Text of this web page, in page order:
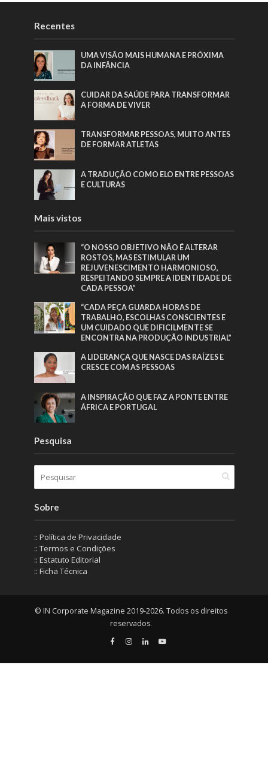
Recentes
UMA VISÃO MAIS HUMANA E PRÓXIMA
DA INFÂNCIA
CUIDAR DA SAÚDE PARA TRANSFORMAR
A FORMA DE VIVER
TRANSFORMAR PESSOAS, MUITO ANTES
DE FORMAR ATLETAS
A TRADUÇÃO COMO ELO ENTRE PESSOAS
E CULTURAS
Mais vistos
“O NOSSO OBJETIVO NÃO É ALTERAR
ROSTOS, MAS ESTIMULAR UM
REJUVENESCIMENTO HARMONIOSO,
RESPEITANDO SEMPRE A IDENTIDADE DE
CADA PESSOA”
“CADA PEÇA GUARDA HORAS DE
TRABALHO, ESCOLHAS CONSCIENTES E
UM CUIDADO QUE DIFICILMENTE SE
ENCONTRA NA PRODUÇÃO INDUSTRIAL”
A LIDERANÇA QUE NASCE DAS RAÍZES E
CRESCE COM AS PESSOAS
A INSPIRAÇÃO QUE FAZ A PONTE ENTRE
ÁFRICA E PORTUGAL
Pesquisa
Sobre
:: Política de Privacidade
:: Termos e Condições
:: Estatuto Editorial
:: Ficha Técnica
© IN Corporate Magazine 2019-2026. Todos os direitos
reservados.